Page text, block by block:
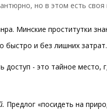
но в этом есть своя
Минские проститутки
быстро и без лишних затрат.
доступ - это тайное
Предлог «посидеть на